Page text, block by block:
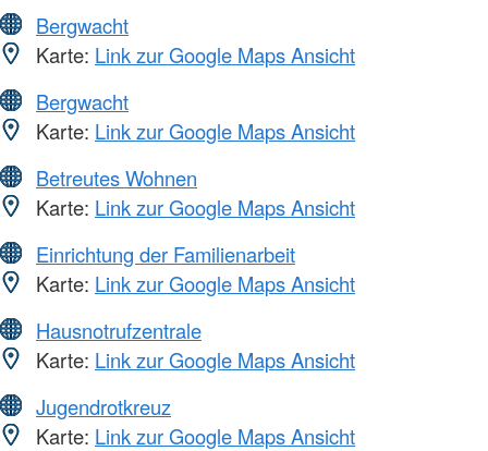
Bergwacht
Karte: Link zur Google Maps Ansicht
Bergwacht
Karte: Link zur Google Maps Ansicht
Betreutes Wohnen
Karte: Link zur Google Maps Ansicht
Einrichtung der Familienarbeit
Karte: Link zur Google Maps Ansicht
Hausnotrufzentrale
Karte: Link zur Google Maps Ansicht
Jugendrotkreuz
Karte: Link zur Google Maps Ansicht